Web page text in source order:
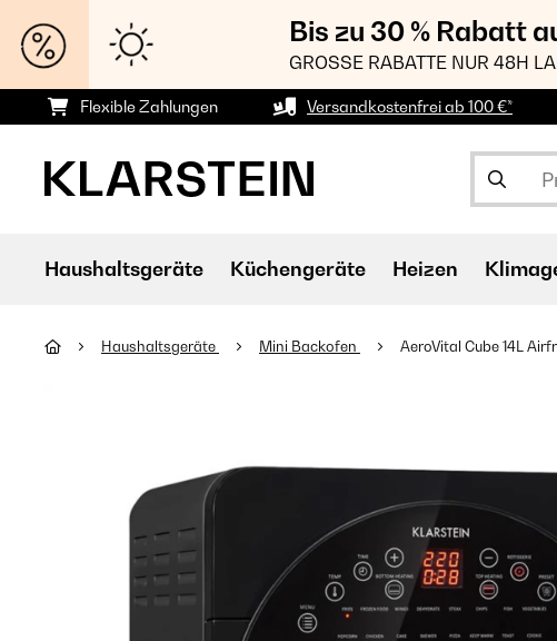
Bis zu 30 % Rabatt
GROSSE RABATTE NUR 48H
Flexible Zahlungen Versandkostenfrei ab 100 €*
Haushaltsgeräte Küchengeräte Heizen
Haushaltsgeräte Mini Backofen AeroVital Cube 14L